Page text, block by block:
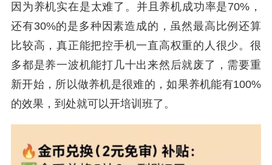
因为养机实在是太难了。并且养机成功率是70%，
还有30%的是多种因素造成的，虽然最高比例还算
比较高，真正能把控手机一直高权重的人很少。很
多都是养一波机能打几十出来然后就废了，需要重
新开始，所以做养机是很难的，如果养机能有100%
的效果，到处就可以开培训班了。